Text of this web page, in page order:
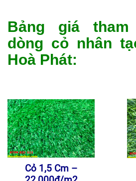
Bảng giá
dòng cỏ nhân
Hoà Phát:
Cỏ 1,5 Cm –